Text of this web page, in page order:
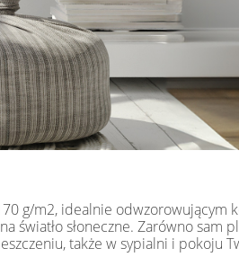
g/m2, idealnie odwzorowującym
słoneczne. Zarówno sam
także w sypialni i pokoju